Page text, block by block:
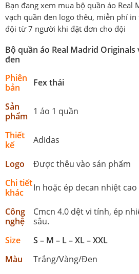
Bạn đang xem mua bộ quần áo Real
vạch quần đen logo thêu, miễn phí
đội từ 7 người khi đặt đơn cho đội
Bộ quần áo Real Madrid Originals
đen
Phiên
bản
Fex thái
Sản
phẩm 1 áo 1 quần
Thiết
kế
Adidas
Logo
Được thêu vào sản phẩm
Chi tiết
khác
In hoặc ép decan nhiệt cao
Công
nghệ
Cmcn 4.0 dệt vi tính, ép
sâu.
Size
S – M – L – XL – XXL
Màu
Trắng/Vàng/Đen